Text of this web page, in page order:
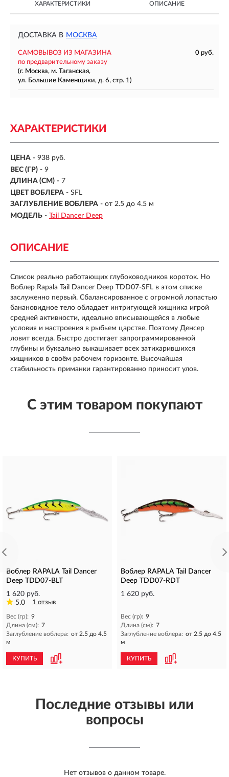
ХАРАКТЕРИСТИКИ ОПИСАНИЕ
ДОСТАВКА В МОСКВА
САМОВЫВОЗ ИЗ МАГАЗИНА
0 руб.
по предварительному заказу
(г. Москва, м. Таганская,
ул. Большие Каменщики, д. 6, стр. 1)
ХАРАКТЕРИСТИКИ
ЦЕНА - 938 руб.
ВЕС (ГР) - 9
ДЛИНА (СМ) - 7
ЦВЕТ ВОБЛЕРА - SFL
ЗАГЛУБЛЕНИЕ ВОБЛЕРА - от 2.5 до 4.5 м
МОДЕЛЬ - Tail Dancer Deep
ОПИСАНИЕ
Список реально работающих глубоководников короток. Но
Воблер Rapala Tail Dancer Deep TDD07-SFL в этом списке
заслуженно первый. Сбалансированное с огромной лопастью
банановидное тело обладает интригующей хищника игрой
средней активности, идеально вписывающейся в любые
условия и настроения в рыбьем царстве. Поэтому Денсер
ловит всегда. Быстро достигает запрограммированной
глубины и буквально выкашивает всех затихарившихся
хищников в своём рабочем горизонте. Высочайшая
стабильность приманки гарантированно приносит улов.
С этим товаром покупают
Воблер RAPALA Tail Dancer
Deep TDD07-BLT
1 620 руб.
5.0
1 отзыв
Вес (гр): 9
Длина (см): 7
Заглубление воблера: от 2.5 до 4.5
м
КУПИТЬ
Воблер RAPALA Tail Dancer
Deep TDD07-RDT
1 620 руб.
Вес (гр): 9
Длина (см): 7
Заглубление воблера: от 2.5 до 4.5
м
КУПИТЬ
Последние отзывы или
вопросы
Нет отзывов о данном товаре.